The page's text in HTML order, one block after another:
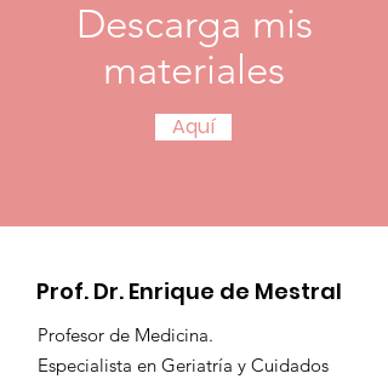
Descarga mis
materiales
Aquí
Prof. Dr. Enrique de Mestral
Profesor de Medicina.
Especialista en Geriatría y Cuidados